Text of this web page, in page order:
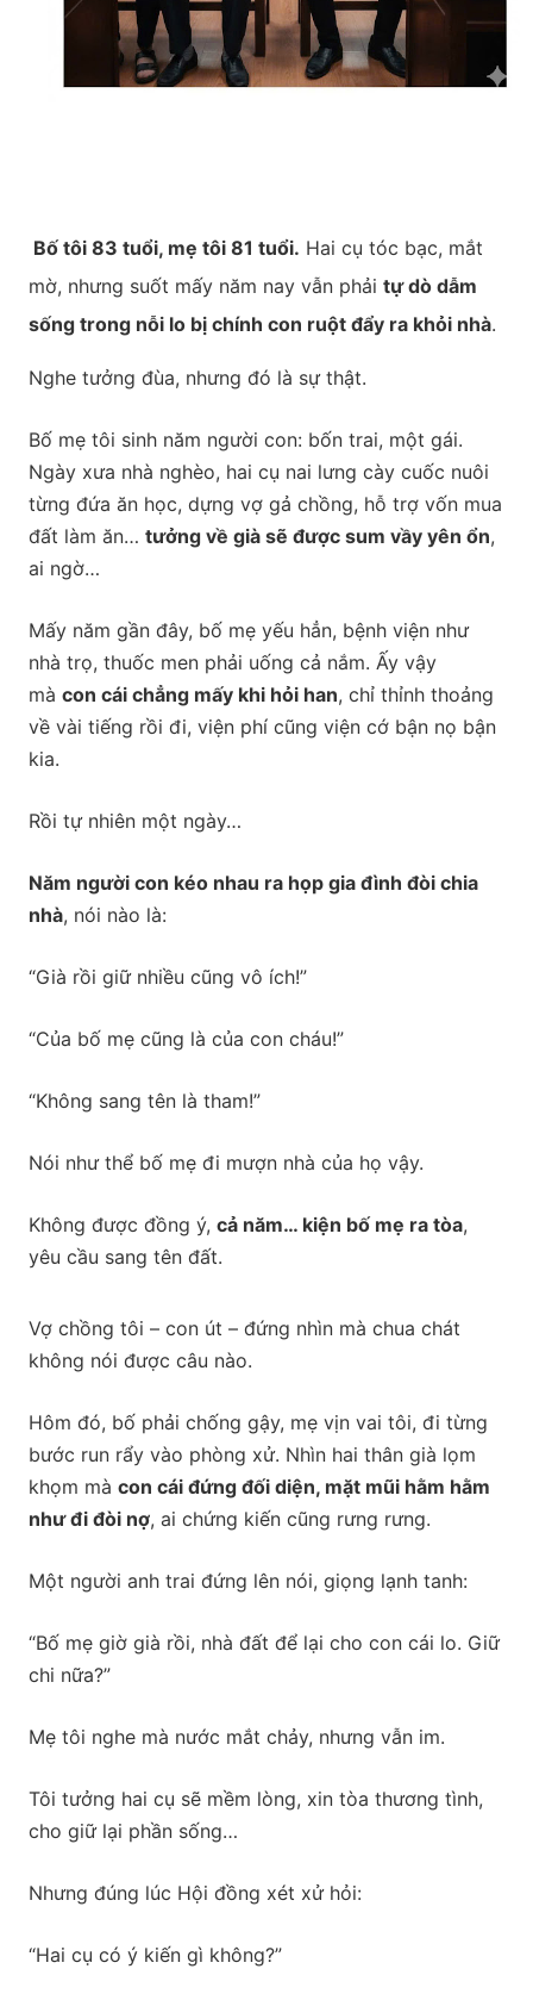
Bố tôi 83 tuổi, mẹ tôi 81 tuổi. Hai cụ tóc bạc, mắt
mờ, nhưng suốt mấy năm nay vẫn phải tự dò dẫm
sống trong nỗi lo bị chính con ruột đẩy ra khỏi nhà.
Nghe tưởng đùa, nhưng đó là sự thật.
Bố mẹ tôi sinh năm người con: bốn trai, một gái.
Ngày xưa nhà nghèo, hai cụ nai lưng cày cuốc nuôi
từng đứa ăn học, dựng vợ gả chồng, hỗ trợ vốn mua
đất làm ăn… tưởng về già sẽ được sum vầy yên ổn,
ai ngờ…
Mấy năm gần đây, bố mẹ yếu hẳn, bệnh viện như
nhà trọ, thuốc men phải uống cả nắm. Ấy vậy
mà con cái chẳng mấy khi hỏi han, chỉ thỉnh thoảng
về vài tiếng rồi đi, viện phí cũng viện cớ bận nọ bận
kia.
Rồi tự nhiên một ngày…
Năm người con kéo nhau ra họp gia đình đòi chia
nhà, nói nào là:
“Già rồi giữ nhiều cũng vô ích!”
“Của bố mẹ cũng là của con cháu!”
“Không sang tên là tham!”
Nói như thể bố mẹ đi mượn nhà của họ vậy.
Không được đồng ý, cả năm… kiện bố mẹ ra tòa,
yêu cầu sang tên đất.
Vợ chồng tôi – con út – đứng nhìn mà chua chát
không nói được câu nào.
Hôm đó, bố phải chống gậy, mẹ vịn vai tôi, đi từng
bước run rẩy vào phòng xử. Nhìn hai thân già lọm
khọm mà con cái đứng đối diện, mặt mũi hằm hằm
như đi đòi nợ, ai chứng kiến cũng rưng rưng.
Một người anh trai đứng lên nói, giọng lạnh tanh:
“Bố mẹ giờ già rồi, nhà đất để lại cho con cái lo. Giữ
chi nữa?”
Mẹ tôi nghe mà nước mắt chảy, nhưng vẫn im.
Tôi tưởng hai cụ sẽ mềm lòng, xin tòa thương tình,
cho giữ lại phần sống…
Nhưng đúng lúc Hội đồng xét xử hỏi:
“Hai cụ có ý kiến gì không?”